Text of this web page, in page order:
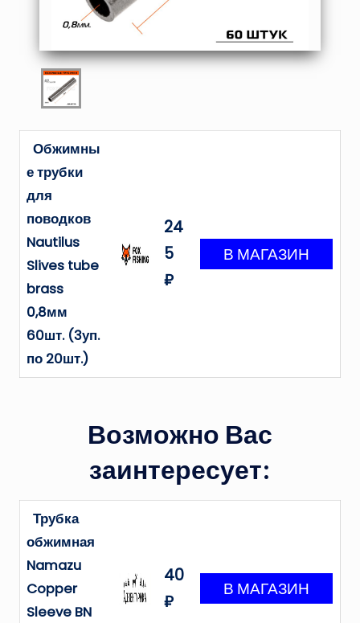
Обжимны
е трубки
для
поводков
Nautilus
Slives tube
brass
0,8мм
60шт. (3уп.
по 20шт.)
24
5
₽
Возможно Вас
заинтересует:
Трубка
обжимная
Namazu
Copper
Sleeve BN
40
₽